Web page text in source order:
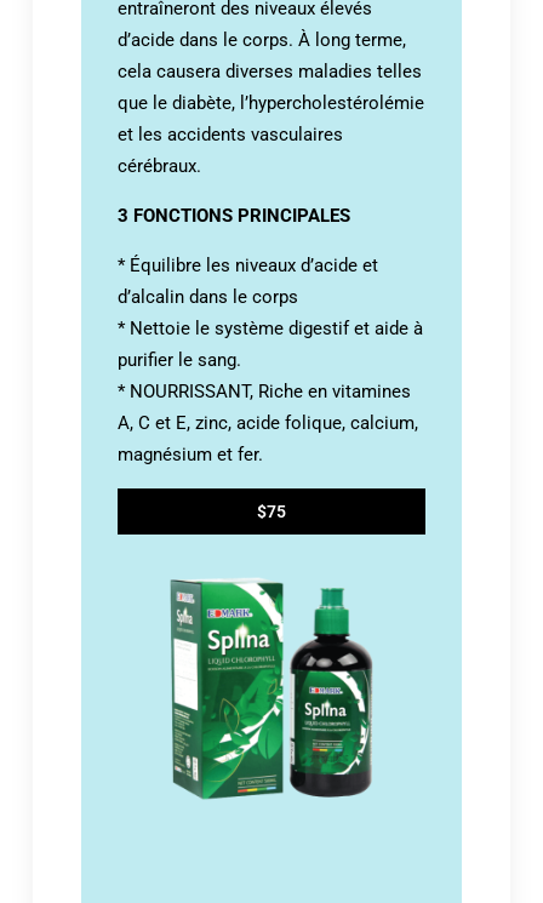
entraîneront des niveaux élevés
d’acide dans le corps. À long terme,
cela causera diverses maladies telles
que le diabète, l’hypercholestérolémie
et les accidents vasculaires
cérébraux.
3 FONCTIONS PRINCIPALES
* Équilibre les niveaux d’acide et
d’alcalin dans le corps
* Nettoie le système digestif et aide à
purifier le sang.
* NOURRISSANT, Riche en vitamines
A, C et E, zinc, acide folique, calcium,
magnésium et fer.
$75